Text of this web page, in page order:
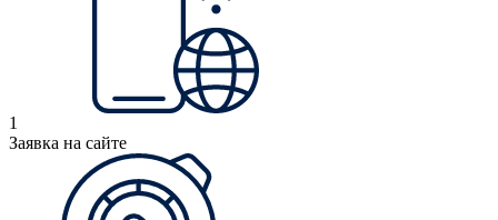
1
Заявка на сайте